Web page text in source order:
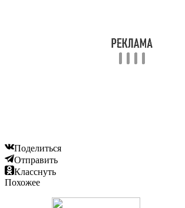
Поделиться
Отправить
Класснуть
Похожее